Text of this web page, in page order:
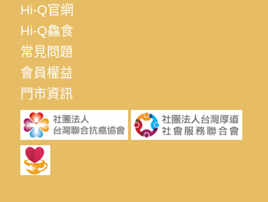
Hi-Q官網
Hi-Q鱻食
常見問題
會員權益
門市資訊